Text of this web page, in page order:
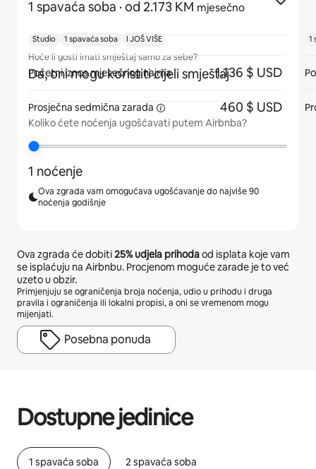
1 spavaća soba · od 2.173 KM mjesečno
Hoće li gosti imati smještaj samo za sebe?
Da, oni mogu koristiti cijeli smještaj
Koliko ćete noćenja ugošćavati putem Airbnba?
1 noćenje
Ova zgrada vam omogućava ugošćavanje do najviše 90
noćenja godišnje
Ova zgrada će dobiti25%udjela prihodaod isplata koje vam
se isplaćuju na Airbnbu. Procjenom moguće zarade je to već
uzeto u obzir.
Primjenjuju se ograničenja broja noćenja, udio u prihodu i druga
pravila i ograničenja ili lokalni propisi, a oni se vremenom mogu
mijenjati.
Posebna ponuda
Dostupne jedinice
1 spavaća soba 2 spavaća soba
Studio 1 spavaća soba I JOŠ VIŠE
Početni iznos mjesečnog najma 1.136 $ USD
Prosječna sedmična zarada 460 $ USD
1